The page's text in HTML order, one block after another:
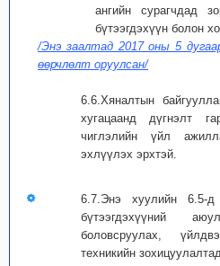
ангийн сурагчдад
бүтээгдэхүүн болон
/Энэ заалтад 2017 оны 5
өөрчлөлт оруулсан/
6.6.Хяналтын
хугацаанд дүгнэлт
чиглэлийн үйл
эхлүүлэх эрхтэй.
6.7.Энэ хуулийн 6.5-д
бүтээгдэхүүний
боловсруулах,
техникийн